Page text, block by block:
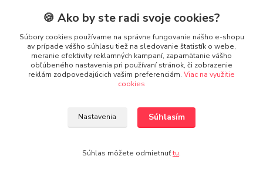
adamoilsnv@gmail.com
🍪 Ako by ste radi svoje cookies?
Súbory cookies používame na správne fungovanie nášho e-shopu
av prípade vášho súhlasu tiež na sledovanie štatistík o webe,
meranie efektivity reklamných kampaní, zapamätanie vášho
obľúbeného nastavenia pri používaní stránok, či zobrazenie
reklám zodpovedajúcich vašim preferenciám. Viac na využitie
cookies
Nastavenia Súhlasím
Súhlas môžete odmietnuťtu.